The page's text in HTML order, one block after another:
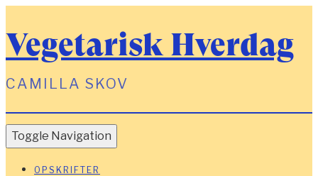
Vegetarisk Hverdag
CAMILLA SKOV
Toggle Navigation
OPSKRIFTER